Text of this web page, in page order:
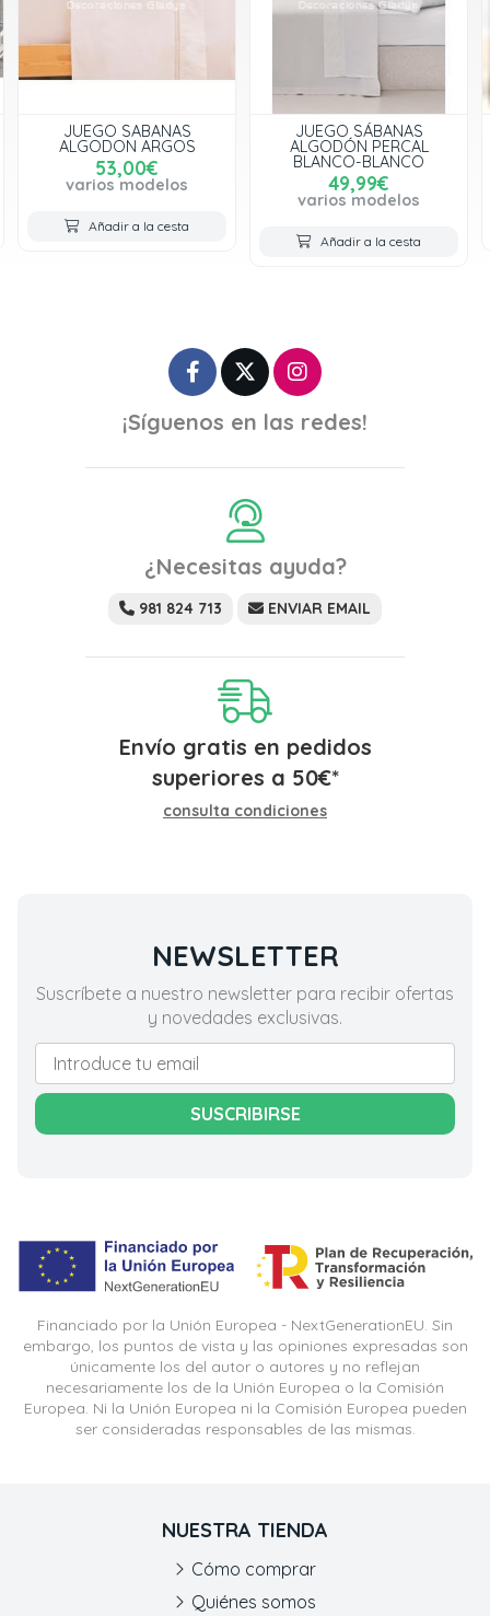
JUEGO SÁBANAS
ALGODÓN PERCAL
BLANCO-BLANCO
49,99€
JUEGO SABANAS LIRELA
GRIS
26,95€
varios modelos
¡Síguenos en las redes!
¿Necesitas ayuda?
981 824 713 ENVIAR EMAIL
Envío gratis en pedidos
superiores a 50€*
consulta condiciones
NEWSLETTER
Suscríbete a nuestro newsletter para recibir ofertas
y novedades exclusivas.
SUSCRIBIRSE
Financiado por la Unión Europea - NextGenerationEU. Sin
embargo, los puntos de vista y las opiniones expresadas son
únicamente los del autor o autores y no reflejan
necesariamente los de la Unión Europea o la Comisión
Europea. Ni la Unión Europea ni la Comisión Europea pueden
ser consideradas responsables de las mismas.
NUESTRA TIENDA
Cómo comprar
Quiénes somos